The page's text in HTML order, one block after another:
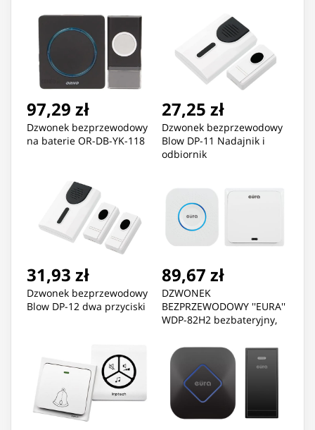
dźwięków, zasięg działania
200m
97,29 zł
Dzwonek bezprzewodowy
na baterie OR-DB-YK-118
27,25 zł
Dzwonek bezprzewodowy
Blow DP-11 Nadajnik i
odbiornik
31,93 zł
Dzwonek bezprzewodowy
Blow DP-12 dwa przyciski
89,67 zł
DZWONEK
BEZPRZEWODOWY ''EURA''
WDP-82H2 bezbateryjny,
możliwoś